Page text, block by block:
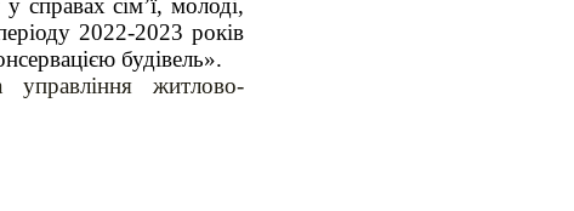
справах сім’ї, молоді,
2022-2023 років
будівель».
житлово-